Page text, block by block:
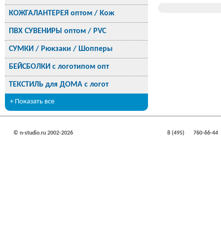
КОЖГАЛАНТЕРЕЯ оптом / Кож
ПВХ СУВЕНИРЫ оптом / PVC
СУМКИ / Рюкзаки / Шопперы
БЕЙСБОЛКИ с логотипом опт
ТЕКСТИЛЬ для ДОМА с логот
+ Показать все
© n-studio.ru 2002-2026 8 (495) 760-66-44